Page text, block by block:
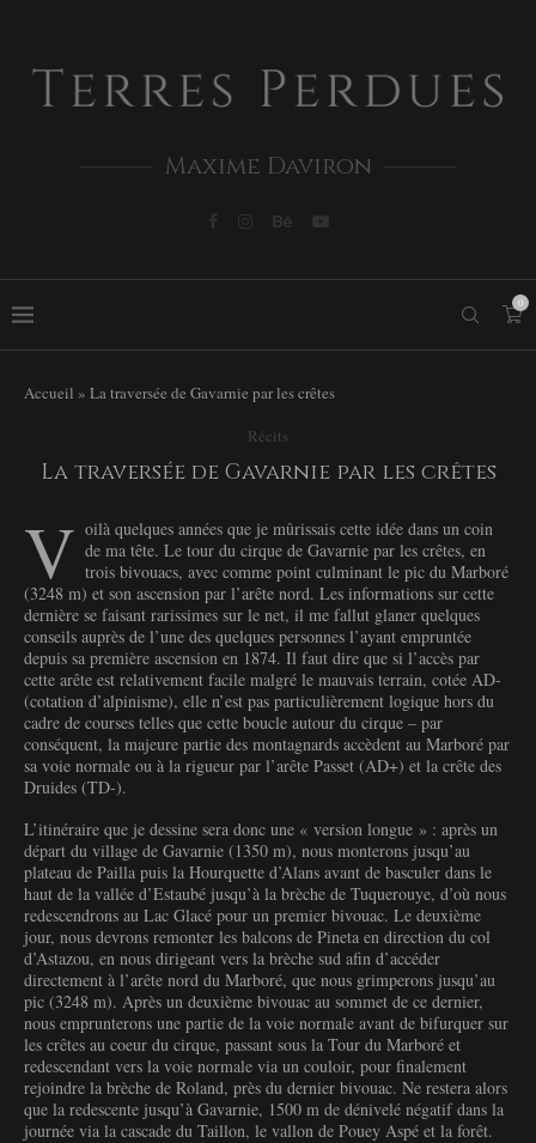
Maxime Daviron
0
Accueil » La traversée de Gavarnie par les crêtes
Récits
La traversée de Gavarnie par les crêtes
V oilà quelques années que je mûrissais cette idée dans un coin
de ma tête. Le tour du cirque de Gavarnie par les crêtes, en
trois bivouacs, avec comme point culminant le pic du Marboré
(3248 m) et son ascension par l’arête nord. Les informations sur cette
dernière se faisant rarissimes sur le net, il me fallut glaner quelques
conseils auprès de l’une des quelques personnes l’ayant empruntée
depuis sa première ascension en 1874. Il faut dire que si l’accès par
cette arête est relativement facile malgré le mauvais terrain, cotée AD-
(cotation d’alpinisme), elle n’est pas particulièrement logique hors du
cadre de courses telles que cette boucle autour du cirque – par
conséquent, la majeure partie des montagnards accèdent au Marboré par
sa voie normale ou à la rigueur par l’arête Passet (AD+) et la crête des
Druides (TD-).
L’itinéraire que je dessine sera donc une « version longue » : après un
départ du village de Gavarnie (1350 m), nous monterons jusqu’au
plateau de Pailla puis la Hourquette d’Alans avant de basculer dans le
haut de la vallée d’Estaubé jusqu’à la brèche de Tuquerouye, d’où nous
redescendrons au Lac Glacé pour un premier bivouac. Le deuxième
jour, nous devrons remonter les balcons de Pineta en direction du col
d’Astazou, en nous dirigeant vers la brèche sud afin d’accéder
directement à l’arête nord du Marboré, que nous grimperons jusqu’au
pic (3248 m). Après un deuxième bivouac au sommet de ce dernier,
nous emprunterons une partie de la voie normale avant de bifurquer sur
les crêtes au coeur du cirque, passant sous la Tour du Marboré et
redescendant vers la voie normale via un couloir, pour finalement
rejoindre la brèche de Roland, près du dernier bivouac. Ne restera alors
que la redescente jusqu’à Gavarnie, 1500 m de dénivelé négatif dans la
journée via la cascade du Taillon, le vallon de Pouey Aspé et la forêt.